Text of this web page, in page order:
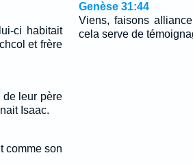
ci habitait
et frère
leur père
Isaac.
comme son
Genèse 31:44
Viens, faisons
cela serve de